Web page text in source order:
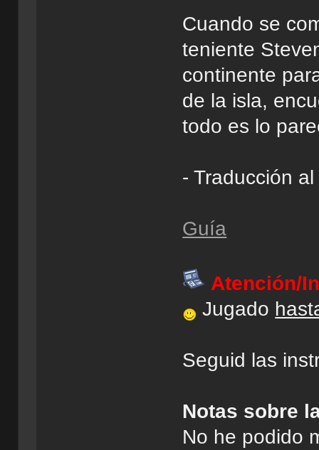
Cuando se
teniente
continente
de la isla,
todo es lo
- Traducción
Guía
Atención/
Jugado
Seguid las
Notas sobre
No he podido